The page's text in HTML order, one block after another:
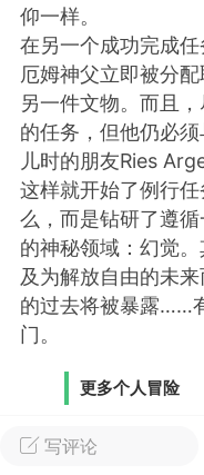
排行
实时动态
Lv.8 极品会员 靓号
电脑端 外挂制作
该内容只允许登录
写评论
仰一样。
在另一个成功完成
厄姆神父立即被分
另一件文物。而且
的任务，但他仍必
儿时的朋友Ries
这样就开始了例行
么，而是钻研了遵
的神秘领域：幻觉
及为解放自由的未
的过去将被暴露……
门。
更多个人冒险
《天空之路》
精心打造的角